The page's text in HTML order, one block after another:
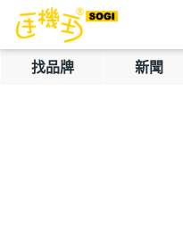
找品牌 新聞